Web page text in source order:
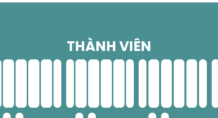
THÀNH VIÊN